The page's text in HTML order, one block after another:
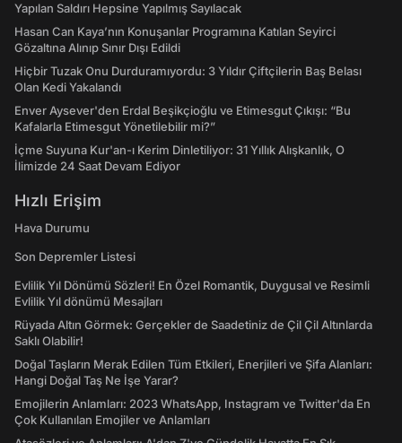
Yapılan Saldırı Hepsine Yapılmış Sayılacak
Hasan Can Kaya’nın Konuşanlar Programına Katılan Seyirci
Gözaltına Alınıp Sınır Dışı Edildi
Hiçbir Tuzak Onu Durduramıyordu: 3 Yıldır Çiftçilerin Baş Belası
Olan Kedi Yakalandı
Enver Aysever'den Erdal Beşikçioğlu ve Etimesgut Çıkışı: “Bu
Kafalarla Etimesgut Yönetilebilir mi?”
İçme Suyuna Kur'an-ı Kerim Dinletiliyor: 31 Yıllık Alışkanlık, O
İlimizde 24 Saat Devam Ediyor
Hızlı Erişim
Hava Durumu
Son Depremler Listesi
Evlilik Yıl Dönümü Sözleri! En Özel Romantik, Duygusal ve Resimli
Evlilik Yıl dönümü Mesajları
Rüyada Altın Görmek: Gerçekler de Saadetiniz de Çil Çil Altınlarda
Saklı Olabilir!
Doğal Taşların Merak Edilen Tüm Etkileri, Enerjileri ve Şifa Alanları:
Hangi Doğal Taş Ne İşe Yarar?
Emojilerin Anlamları: 2023 WhatsApp, Instagram ve Twitter'da En
Çok Kullanılan Emojiler ve Anlamları